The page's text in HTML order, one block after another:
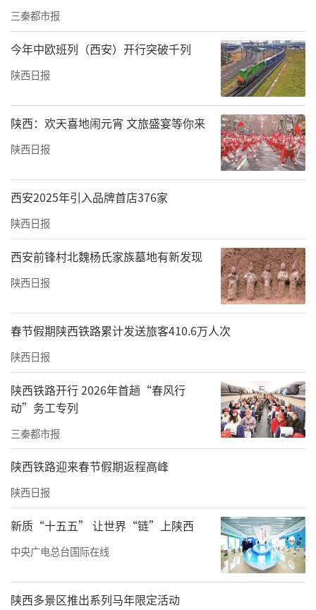
三秦都市报
今年中欧班列（西安）开行突破千列
陕西日报
陕西：欢天喜地闹元宵 文旅盛宴等你来
陕西日报
西安2025年引入品牌首店376家
陕西日报
西安前锋村北魏杨氏家族墓地有新发现
陕西日报
春节假期陕西铁路累计发送旅客410.6万人次
陕西日报
陕西铁路开行 2026年首趟“春风行
动”务工专列
三秦都市报
陕西铁路迎来春节假期返程高峰
陕西日报
新质“十五五” 让世界“链”上陕西
中央广电总台国际在线
陕西多景区推出系列马年限定活动